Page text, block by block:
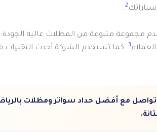
سياراتك 2
.
مجموعة متنوعة من المظلات عالية
3. كما تستخدم الشركة أحدث التقنيات
تواصل مع أفضل حداد سواتر ومظلات